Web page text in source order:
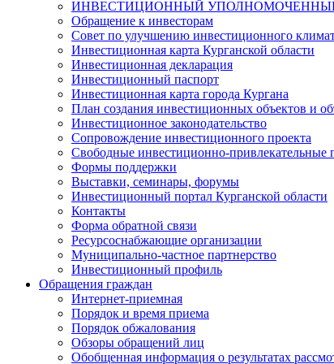
ИНВЕСТИЦИОННЫЙ
Обращение к инвесторам
Совет по улучшению инвестиционного
Инвестиционная карта Курганской области
Инвестиционная декларация
Инвестиционный паспорт
Инвестиционная карта города Кургана
План создания инвестиционных объектов и
Инвестиционное законодательство
Сопровождение инвестиционного проекта
Свободные инвестиционно-привлекательные
Формы поддержки
Выставки, семинары, форумы
Инвестиционный портал Курганской области
Контакты
Форма обратной связи
Ресурсоснабжающие организации
Муниципально-частное партнерство
Инвестиционный профиль
Обращения граждан
Интернет-приемная
Порядок и время приема
Порядок обжалования
Обзоры обращений лиц
Обобщенная информация о результатах